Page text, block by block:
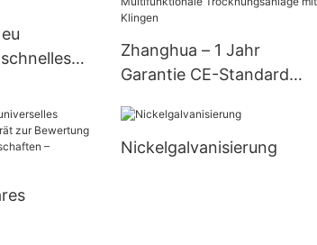
mit
Zhanghua – 1 Jahr
Garantie CE-Standard
Vakuumtrocknungsanlage
mit Klingen
Nickelgalvanisierung